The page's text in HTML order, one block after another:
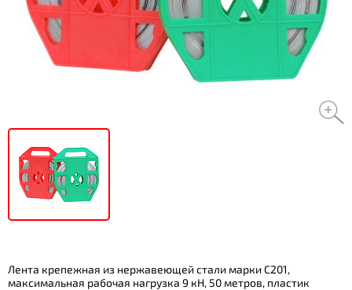
Лента крепежная из нержавеющей стали марки С201,
максимальная рабочая нагрузка 9 кН, 50 метров, пластик